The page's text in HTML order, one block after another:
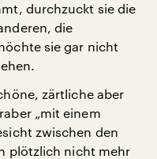
durchzuckt sie die
die
sie gar nicht
zärtliche aber
„mit einem
zwischen den
plötzlich nicht mehr